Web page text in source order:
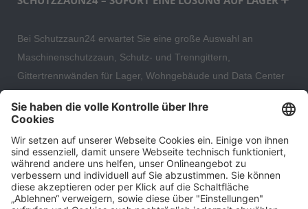
Bei Schutzzaun24 erwartet Sie eine große Auswahl an
Maschinenschutzzaun, Schutz- und Trenngittern,
Gittertrennwänden für Lager, Wohngebäude und Data Center
hochwertige Gartenzäune und Zaunsysteme für die sichere
öffentlichen Grundstücken. Darüber hinaus finden Sie bei uns
Produkte der Betriebsausstattung, wie Absperrtechnik,
Transportgeräte, Verkehrssicherung sowie Bau- und
Eventsicherung.